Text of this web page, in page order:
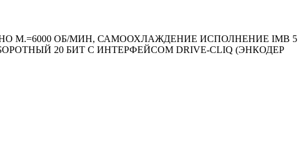
NНО М.=6000 ОБ/МИН, САМООХЛАЖДЕНИЕ ИСПОЛНЕНИЕ IMB 5
20 БИТ С ИНТЕРФЕЙСОМ DRIVE-CLIQ (ЭНКОДЕР